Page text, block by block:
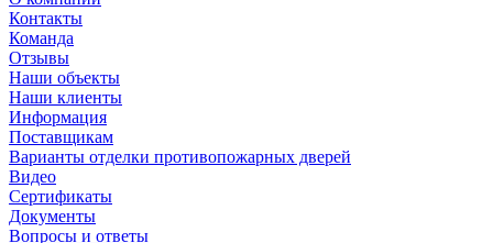
Контакты
Команда
Отзывы
Наши объекты
Наши клиенты
Информация
Поставщикам
Варианты отделки противопожарных дверей
Видео
Сертификаты
Документы
Вопросы и ответы